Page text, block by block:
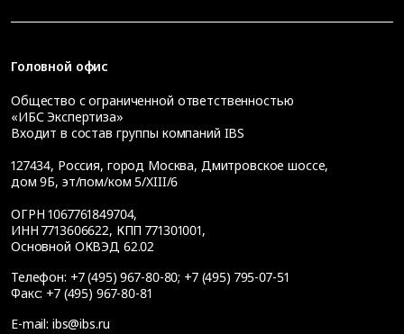
Головной офис
Общество с ограниченной ответственностью
«ИБС Экспертиза»
Входит в состав группы компаний IBS
127434, Россия, город Москва, Дмитровское шоссе,
дом 9Б, эт/пом/ком 5/XIII/6
ОГРН 1067761849704,
ИНН 7713606622, КПП 771301001,
Основной ОКВЭД 62.02
Телефон: +7 (495) 967-80-80; +7 (495) 795-07-51
Факс: +7 (495) 967-80-81
E-mail: ibs@ibs.ru